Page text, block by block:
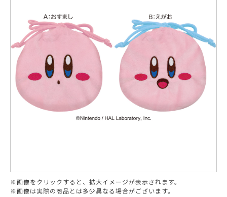
※画像をクリックすると、拡大イメージが表示されます。
※画像は実際の商品とは多少異なる場合がございます。